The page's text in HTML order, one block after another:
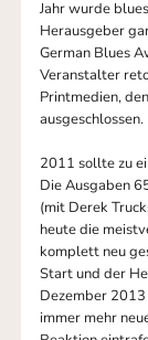
Jahr wurde
Herausgeber
German Blues
Veranstalter
Printmedien,
ausgeschlossen.
2011 sollte zu
Die Ausgaben
(mit Derek
heute die
komplett neu
Start und der
Dezember
immer mehr